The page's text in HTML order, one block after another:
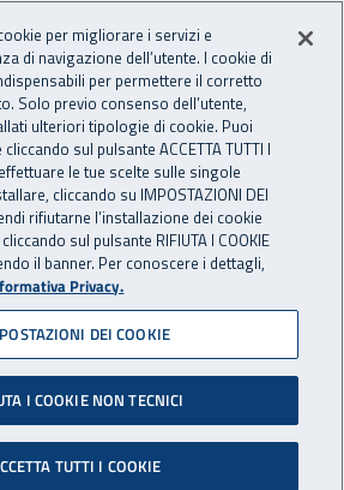
Nazionale
Apri cerca
principale
disponibile
trovato. Per continuare la
ritornare alla
per migliorare i servizi e
di navigazione dell’utente. I cookie di
per permettere il corretto
Solo previo consenso dell’utente,
ulteriori tipologie di cookie. Puoi
sul pulsante ACCETTA TUTTI I
le tue scelte sulle singole
cliccando su IMPOSTAZIONI DEI
rifiutarne l’installazione dei cookie
sul pulsante RIFIUTA I COOKIE
il banner. Per conoscere i dettagli,
Privacy.
DEI COOKIE
I COOKIE NON TECNICI
TUTTI I COOKIE